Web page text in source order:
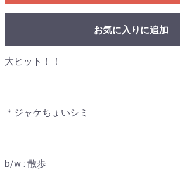
お気に入りに追加
大ヒット！！
＊ジャケちょいシミ
b/w : 散歩